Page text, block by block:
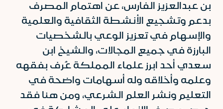
بن عبدالعزيز الفارس، عن اهتمام المصرف
بدعم وتشجيع الأنشطة الثقافية والعلمية
والإسهام في تعزيز الوعي بالشخصيات
البارزة في جميع المجالات، والشيخ ابن
سعدي أحد ابرز علماء المملكة عُرف بفقهه
وعلمه وأخلاقه وله أسهامات واضحة في
التعليم ونشر العلم الشرعي، ومن هنا فقد